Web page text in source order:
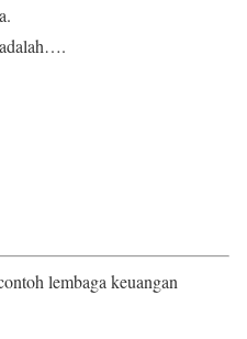
lembaga keuangan